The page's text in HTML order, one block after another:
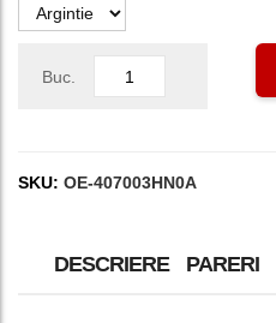
Buc.
SKU: OE-407003HN0A
DESCRIERE PARERI